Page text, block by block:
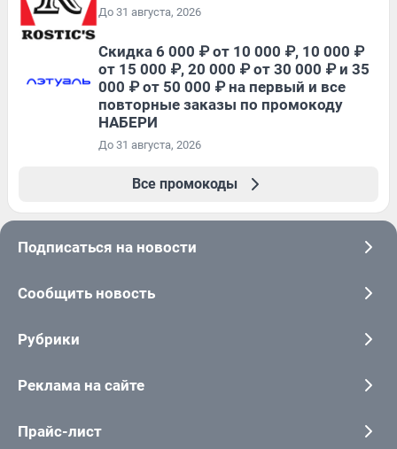
До 31 августа, 2026
Скидка 6 000 ₽ от 10 000 ₽, 10 000 ₽
от 15 000 ₽, 20 000 ₽ от 30 000 ₽ и 35
000 ₽ от 50 000 ₽ на первый и все
повторные заказы по промокоду
НАБЕРИ
До 31 августа, 2026
Все промокоды
Подписаться на новости
Сообщить новость
Рубрики
Реклама на сайте
Прайс-лист